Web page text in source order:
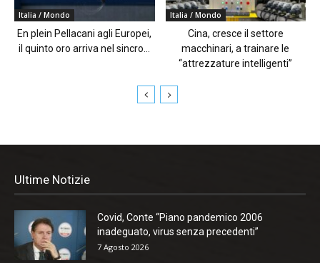
Italia / Mondo
En plein Pellacani agli Europei,
il quinto oro arriva nel sincro...
Italia / Mondo
Cina, cresce il settore
macchinari, a trainare le
“attrezzature intelligenti”
Ultime Notizie
Covid, Conte “Piano pandemico 2006
inadeguato, virus senza precedenti”
7 Agosto 2026